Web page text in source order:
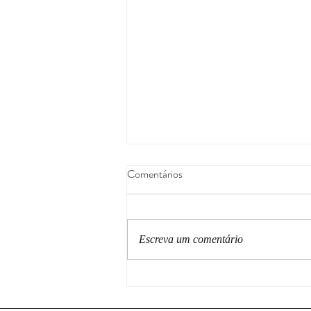
Comentários
Escreva um comentário